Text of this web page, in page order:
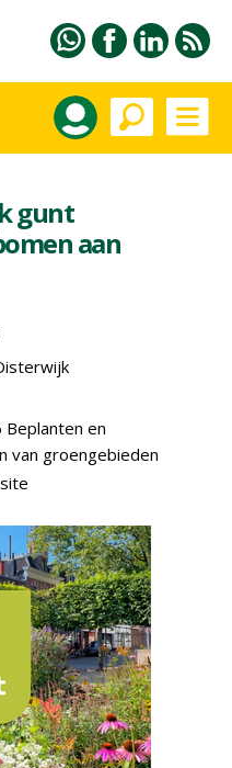
gunt
aan
en
van groengebieden